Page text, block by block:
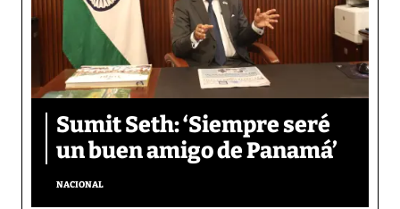
Sumit Seth: ‘Siempre seré
un buen amigo de Panamá’
NACIONAL